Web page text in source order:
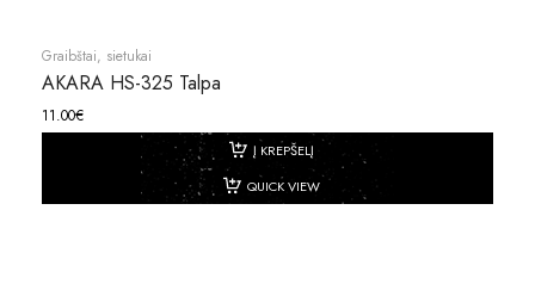
Graibštai, sietukai
AKARA HS-325 Talpa
11.00€
Į KREPŠELĮ
QUICK VIEW